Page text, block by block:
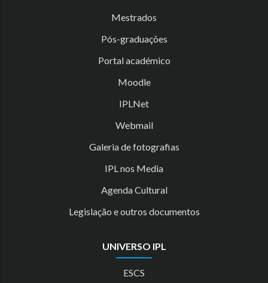
Mestrados
Pós-graduações
Portal académico
Moodle
IPLNet
Webmail
Galeria de fotografias
IPL nos Media
Agenda Cultural
Legislação e outros documentos
UNIVERSO IPL
ESCS